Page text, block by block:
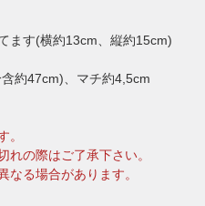
ます(横約13cm、縦約15cm)
約47cm)、マチ約4,5cm
。
れの際はご了承下さい。
なる場合があります。